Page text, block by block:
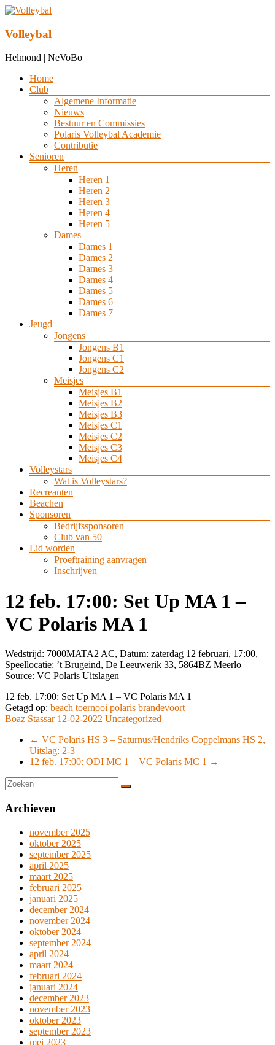
Ga
de
inhoud
Volleybal
Helmond | NeVoBo
Menu
Home
Club
Algemene Informatie
Nieuws
Bestuur en Commissies
Polaris Volleybal Academie
Contributie
Senioren
Heren
Heren 1
Heren 2
Heren 3
Heren 4
Heren 5
Dames
Dames 1
Dames 2
Dames 3
Dames 4
Dames 5
Dames 6
Dames 7
Jeugd
Jongens
Jongens B1
Jongens C1
Jongens C2
Meisjes
Meisjes B1
Meisjes B2
Meisjes B3
Meisjes C1
Meisjes C2
Meisjes C3
Meisjes C4
Volleystars
Wat is Volleystars?
Recreanten
Beachen
Sponsoren
Bedrijfssponsoren
Club van 50
Lid worden
Proeftraining aanvragen
Inschrijven
12 feb. 17:00: Set Up MA 1 –
VC Polaris MA 1
Wedstrijd: 7000MATA2 AC, Datum: zaterdag 12 februari, 17:00,
Speellocatie: ’t Brugeind, De Leeuwerik 33, 5864BZ Meerlo
Source: VC Polaris Uitslagen
12 feb. 17:00: Set Up MA 1 – VC Polaris MA 1
Getagd op: beach toernooi polaris brandevoort
Boaz Stassar 12-02-2022 Uncategorized
← VC Polaris HS 3 – Saturnus/Hendriks Coppelmans HS 2,
Uitslag: 2-3
12 feb. 17:00: ODI MC 1 – VC Polaris MC 1 →
Archieven
november 2025
oktober 2025
september 2025
april 2025
maart 2025
februari 2025
januari 2025
december 2024
november 2024
oktober 2024
september 2024
april 2024
maart 2024
februari 2024
januari 2024
december 2023
november 2023
oktober 2023
september 2023
mei 2023